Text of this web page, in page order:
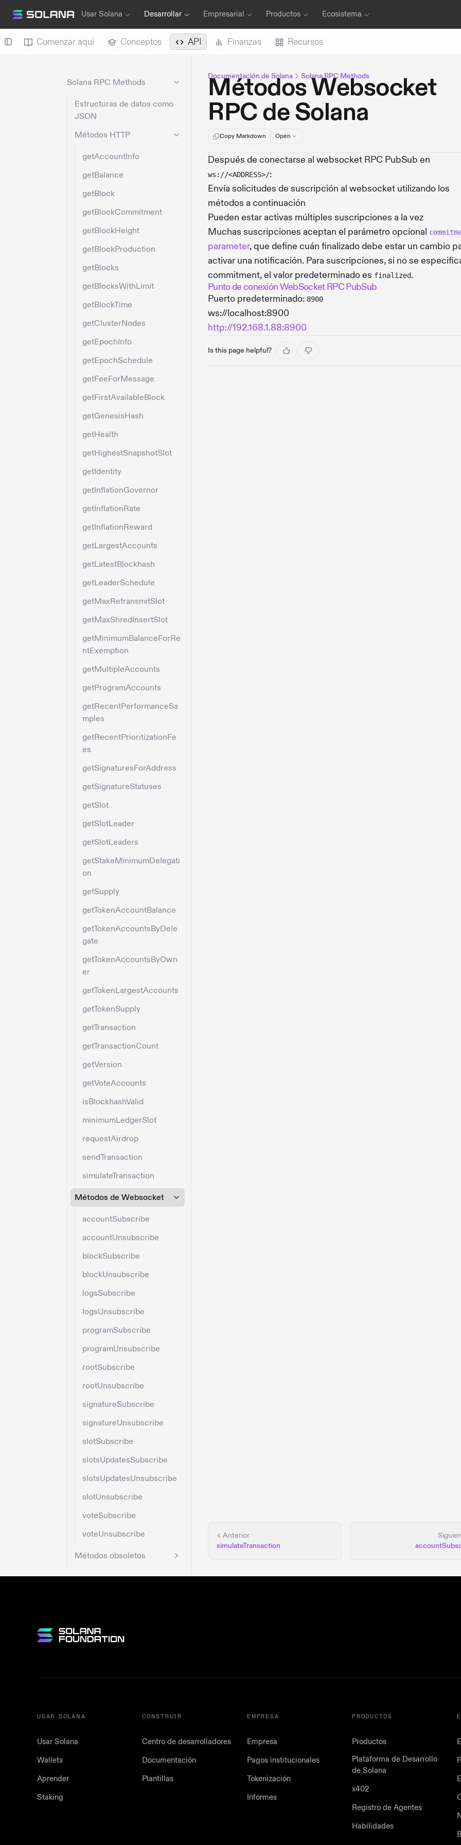
Usar Solana Desarrollar Empresarial Productos Ecosistema
Comenzar aquí Conceptos API Finanzas Recursos
Solana RPC Methods
Estructuras de datos como
JSON
Métodos HTTP
getAccountInfo
getBalance
getBlock
getBlockCommitment
getBlockHeight
getBlockProduction
getBlocks
getBlocksWithLimit
getBlockTime
getClusterNodes
getEpochInfo
getEpochSchedule
getFeeForMessage
getFirstAvailableBlock
getGenesisHash
getHealth
getHighestSnapshotSlot
getIdentity
getInflationGovernor
getInflationRate
getInflationReward
getLargestAccounts
getLatestBlockhash
getLeaderSchedule
getMaxRetransmitSlot
getMaxShredInsertSlot
getMinimumBalanceForRe
ntExemption
getMultipleAccounts
getProgramAccounts
getRecentPerformanceSa
mples
getRecentPrioritizationFe
es
getSignaturesForAddress
getSignatureStatuses
getSlot
getSlotLeader
getSlotLeaders
getStakeMinimumDelegati
on
getSupply
getTokenAccountBalance
getTokenAccountsByDele
gate
getTokenAccountsByOwn
er
getTokenLargestAccounts
getTokenSupply
getTransaction
getTransactionCount
getVersion
getVoteAccounts
isBlockhashValid
minimumLedgerSlot
requestAirdrop
sendTransaction
simulateTransaction
Métodos de Websocket
accountSubscribe
accountUnsubscribe
blockSubscribe
blockUnsubscribe
logsSubscribe
logsUnsubscribe
programSubscribe
programUnsubscribe
rootSubscribe
rootUnsubscribe
signatureSubscribe
signatureUnsubscribe
slotSubscribe
slotsUpdatesSubscribe
slotsUpdatesUnsubscribe
slotUnsubscribe
voteSubscribe
voteUnsubscribe
Métodos obsoletos
Documentación de Solana Solana RPC Methods
Métodos Websocket
RPC de Solana
Copy Markdown Open
Después de conectarse al websocket RPC PubSub en
ws://<ADDRESS>/:
Envía solicitudes de suscripción al websocket utilizando los
métodos a continuación
Pueden estar activas múltiples suscripciones a la vez
Muchas suscripciones aceptan el parámetro opcional
parameter, que define cuán finalizado debe estar un cambio
activar una notificación. Para suscripciones, si no se
commitment, el valor predeterminado es finalized.
Punto de conexión WebSocket RPC PubSub
Puerto predeterminado: 8900
ws://localhost:8900
http://192.168.1.88:8900
Is this page helpful?
Anterior
simulateTransaction
USAR SOLANA
Usar Solana
Wallets
Aprender
Staking
CONSTRUIR
Centro de desarrolladores
Documentación
Plantillas
EMPRESA
Empresa
Pagos institucionales
Tokenización
Informes
PRODUCTOS
Productos
Plataforma de Desarrollo
de Solana
x402
Registro de Agentes
Habilidades